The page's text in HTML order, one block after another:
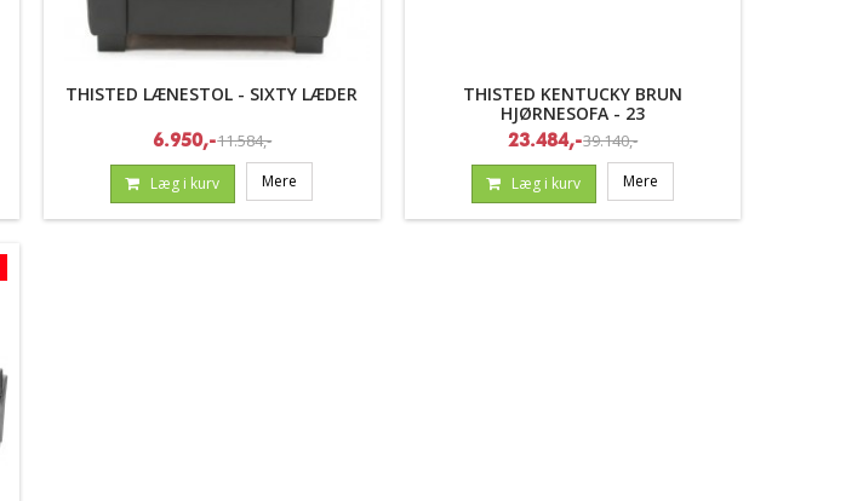
THISTED LÆNESTOL - SIXTY LÆDER
6.950,-11.584,-
Læg i kurv Mere
THISTED KENTUCKY BRUN
HJØRNESOFA - 23
23.484,-39.140,-
Læg i kurv Mere